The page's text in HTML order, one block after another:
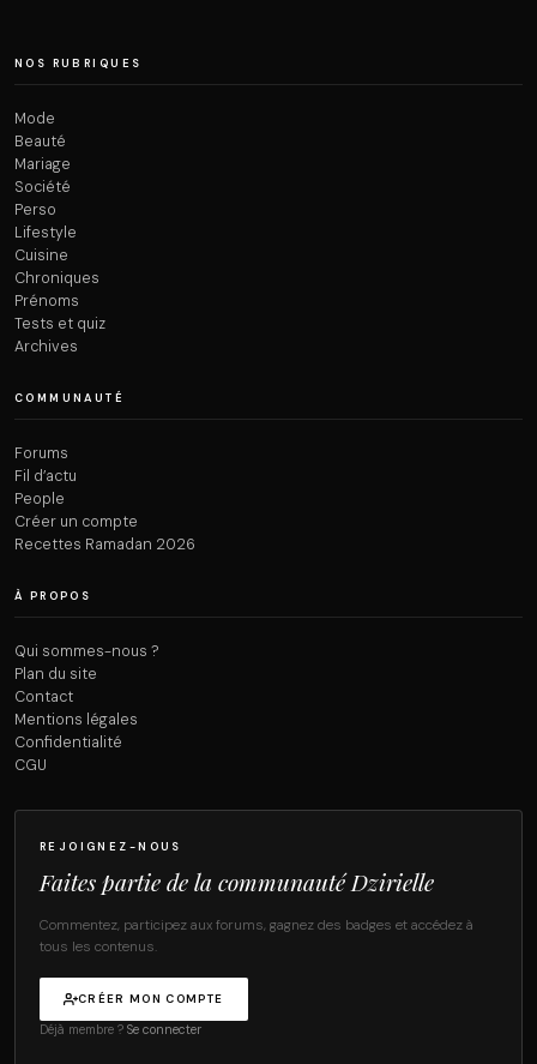
NOS RUBRIQUES
Mode
Beauté
Mariage
Société
Perso
Lifestyle
Cuisine
Chroniques
Prénoms
Tests et quiz
Archives
COMMUNAUTÉ
Forums
Fil d’actu
People
Créer un compte
Recettes Ramadan 2026
À PROPOS
Qui sommes-nous ?
Plan du site
Contact
Mentions légales
Confidentialité
CGU
REJOIGNEZ-NOUS
Faites partie de la communauté Dzirielle
Commentez, participez aux forums, gagnez des badges et accédez à
tous les contenus.
CRÉER MON COMPTE
Déjà membre ? Se connecter